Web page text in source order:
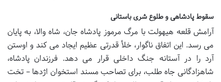
سقوط پادشاهی و طلوع شری باستانی
آرامش قلعه هیهولت با مرگ مرموز پادشاه جان، شاه والا، به پایان
می رسد. این اتفاق ناگوار، خلأ قدرتی عظیم ایجاد می کند و اوستن
آرد را در آستانه جنگ داخلی قرار می دهد. فرزندان پادشاه،
شاهزادگانی جاه طلب، برای تصاحب مسند استخوان اژدها – تخت